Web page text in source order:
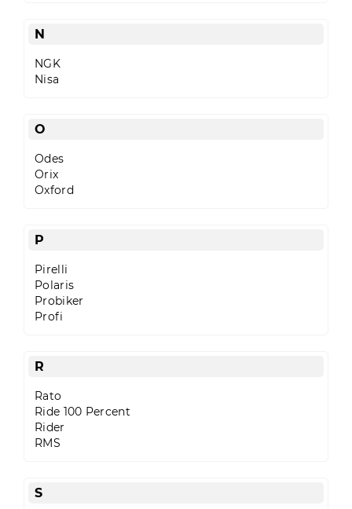
N
NGK
Nisa
O
Odes
Orix
Oxford
P
Pirelli
Polaris
Probiker
Profi
R
Rato
Ride 100 Percent
Rider
RMS
S